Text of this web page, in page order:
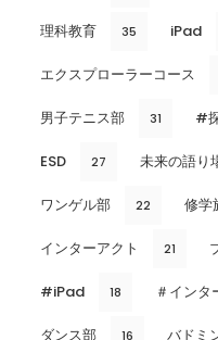
理科教育 35 iPad
エクスプローラーコース
男子テニス部 31 #
ESD 27 未来の語り
ワンゲル部 22 修学
インターアクト 21
#iPad 18 ＃インタ
ダンス部 16 バドミ